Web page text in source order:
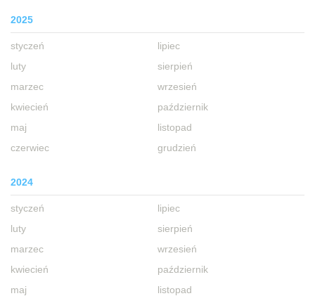
2025
styczeń
luty
marzec
kwiecień
maj
czerwiec
lipiec
sierpień
wrzesień
październik
listopad
grudzień
2024
styczeń
luty
marzec
kwiecień
maj
lipiec
sierpień
wrzesień
październik
listopad